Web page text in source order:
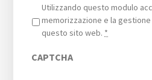
Privacy *
Utilizzando questo modulo
memorizzazione e la
questo sito web. *
CAPTCHA